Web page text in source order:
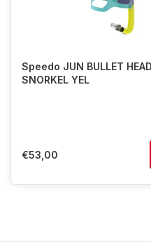
Speedo JUN BULLET HEAD
SNORKEL YEL
€53,00